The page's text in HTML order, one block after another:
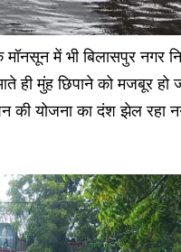
में भी बिलासपुर नगर
ही मुंह छिपाने को मजबूर हो
की योजना का दंश झेल रहा